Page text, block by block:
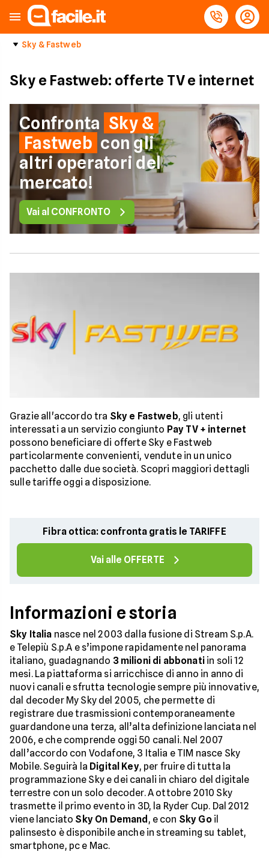
Sky & Fastweb
Sky e Fastweb: offerte TV e internet
Confronta Sky &
Fastweb con gli
altri operatori del
mercato!
Vai al CONFRONTO
Grazie all'accordo tra Sky e Fastweb, gli utenti
interessati a un servizio congiunto Pay TV + internet
possono beneficiare di offerte Sky e Fastweb
particolarmente convenienti, vendute in un unico
pacchetto dalle due società. Scopri maggiori dettagli
sulle tariffe oggi a disposizione.
Fibra ottica: confronta gratis le TARIFFE
Vai alle OFFERTE
Informazioni e storia
Sky Italia nasce nel 2003 dalla fusione di Stream S.p.A.
e Telepiù S.p.A e s’impone rapidamente nel panorama
italiano, guadagnando 3 milioni di abbonatiin soli 12
mesi. La piattaforma si arricchisce di anno in anno di
nuovi canali e sfrutta tecnologie sempre più innovative,
dal decoder My Sky del 2005, che permette di
registrare due trasmissioni contemporaneamente
guardandone una terza, all’alta definizione lanciata nel
2006, e che comprende oggi 50 canali. Nel 2007
dall’accordo con Vodafone, 3 Italia e TIM nasce Sky
Mobile. Seguirà la Digital Key, per fruire di tutta la
programmazione Sky e dei canali in chiaro del digitale
terrestre con un solo decoder. A ottobre 2010 Sky
trasmette il primo evento in 3D, la Ryder Cup. Dal 2012
viene lanciato Sky On Demand , e con Sky Goil
palinsesto è disponibile anche in streaming su tablet,
smartphone, pc e Mac.